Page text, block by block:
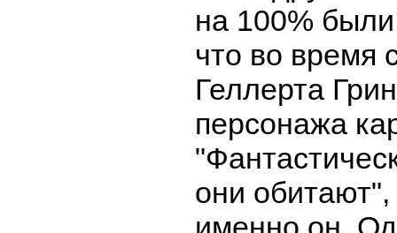
на 100%
что во время
Геллерта
персонажа
они